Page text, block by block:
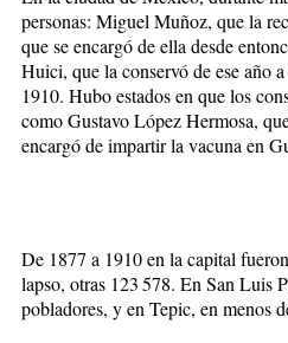
personas: Miguel Muñoz, que la
que se encargó de ella desde
Huici, que la conservó de ese año
1910. Hubo estados en que los
como Gustavo López Hermosa,
encargó de impartir la vacuna en
De 1877 a 1910 en la capital
lapso, otras 123 578. En San Luis
pobladores, y en Tepic, en menos